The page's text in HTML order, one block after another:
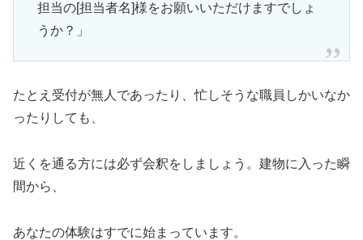
担当の[担当者名]様をお願いいただけますでしょ
うか？」
たとえ受付が無人であったり、忙しそうな職員しかいなか
ったりしても、
近くを通る方には必ず会釈をしましょう。建物に入った瞬
間から、
あなたの体験はすでに始まっています。